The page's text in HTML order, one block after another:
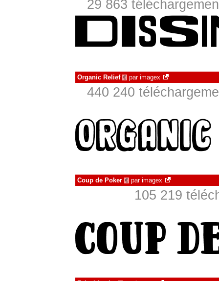
29 863
Organic Relief € par imagex
440 240
Coup de Poker € par imagex
105 219